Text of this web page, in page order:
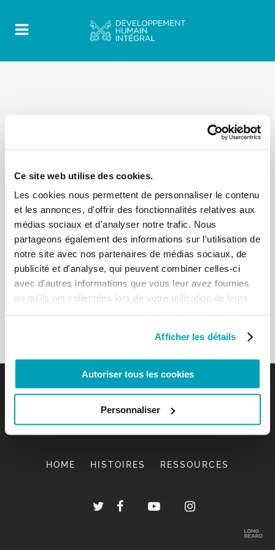
Ce site web utilise des cookies.
Les cookies nous permettent de personnaliser le contenu
et les annonces, d'offrir des fonctionnalités relatives aux
médias sociaux et d'analyser notre trafic. Nous
partageons également des informations sur l'utilisation de
notre site avec nos partenaires de médias sociaux, de
publicité et d'analyse, qui peuvent combiner celles-ci
avec d'autres informations que vous leur avez fournies
ou qu'ils ont collectées lors de votre utilisation de leurs
Afficher les détails
Autoriser tous les cookies
Personnaliser
HOME HISTOIRES RESSOURCES